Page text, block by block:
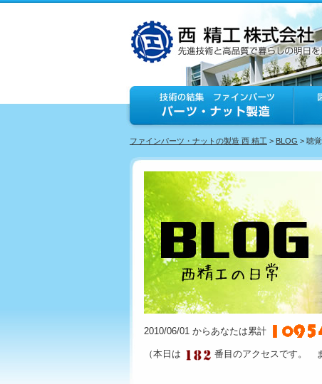
ファインパーツ・ナットの製造 西 精工 > BLOG > 聴
2010/06/01 からあなたは累計
（本日は 番目のアクセスです。